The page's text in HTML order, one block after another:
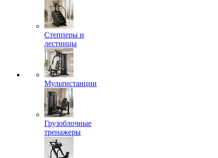
Степперы и
лестницы
Мультистанции
Грузоблочные
тренажеры